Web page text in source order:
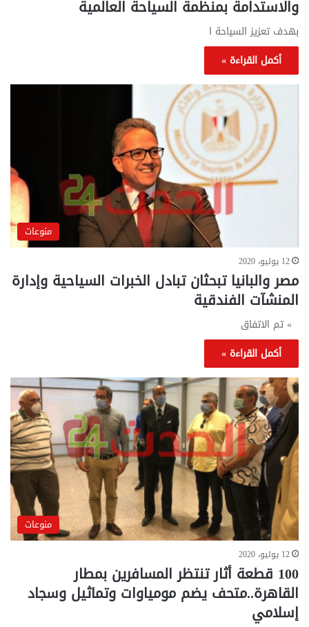
والاستدامة بمنظمة السياحة العالمية
بهدف تعزيز السياحة ا
أكمل القراءة »
منوعات
12 يوليو، 2020
مصر والبانيا تبحثان تبادل الخبرات السياحية وإدارة
المنشآت الفندقية
» تم الاتفاق
أكمل القراءة »
منوعات
12 يوليو، 2020
100 قطعة أثار تنتظر المسافرين بمطار
القاهرة..متحف يضم مومياوات وتماثيل وسجاد
إسلامي